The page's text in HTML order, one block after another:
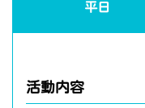
平日
活動内容